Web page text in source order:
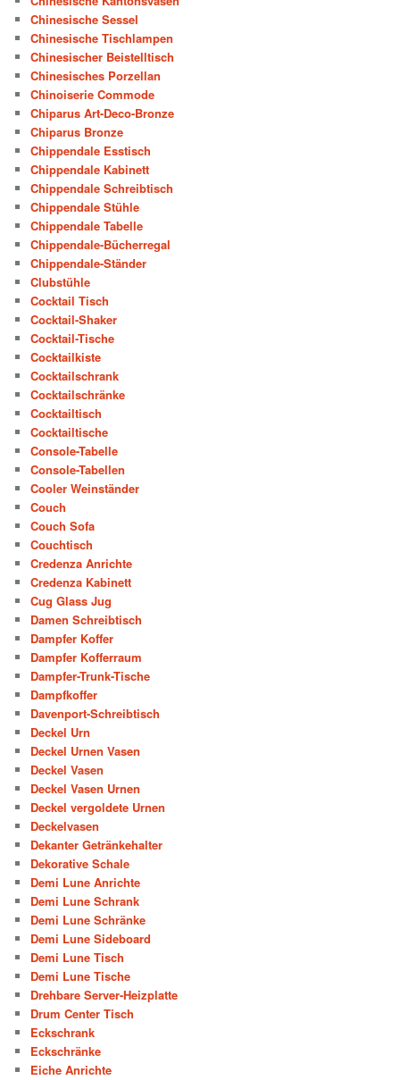
Chinesische Sessel
Chinesische Tischlampen
Chinesischer Beistelltisch
Chinesisches Porzellan
Chinoiserie Commode
Chiparus Art-Deco-Bronze
Chiparus Bronze
Chippendale Esstisch
Chippendale Kabinett
Chippendale Schreibtisch
Chippendale Stühle
Chippendale Tabelle
Chippendale-Bücherregal
Chippendale-Ständer
Clubstühle
Cocktail Tisch
Cocktail-Shaker
Cocktail-Tische
Cocktailkiste
Cocktailschrank
Cocktailschränke
Cocktailtisch
Cocktailtische
Console-Tabelle
Console-Tabellen
Cooler Weinständer
Couch
Couch Sofa
Couchtisch
Credenza Anrichte
Credenza Kabinett
Cug Glass Jug
Damen Schreibtisch
Dampfer Koffer
Dampfer Kofferraum
Dampfer-Trunk-Tische
Dampfkoffer
Davenport-Schreibtisch
Deckel Urn
Deckel Urnen Vasen
Deckel Vasen
Deckel Vasen Urnen
Deckel vergoldete Urnen
Deckelvasen
Dekanter Getränkehalter
Dekorative Schale
Demi Lune Anrichte
Demi Lune Schrank
Demi Lune Schränke
Demi Lune Sideboard
Demi Lune Tisch
Demi Lune Tische
Drehbare Server-Heizplatte
Drum Center Tisch
Eckschrank
Eckschränke
Eiche Anrichte